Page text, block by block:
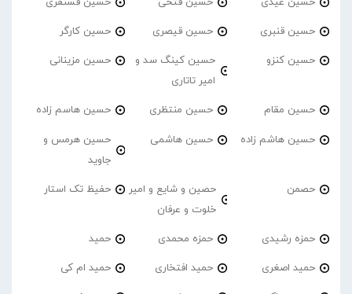
حسین قنبری حسین قیصری حسین کارگر
حسین کنزو
حسین کینگ سد و
امیر تاتاری
حسین مزینانی
حسین مقام حسین منتظری حسین هاسم زاده
حسین هاشم زاده حسین هاشمی
حسین هرمس و
جاوید
حصمن
حصین و شایع و امیر
خلوت و عرفان
حفیظ تک استار
حمزه رشیدی حمزه محمدی حمید
حمید اصغری حمید افتخاری حمید ام کی